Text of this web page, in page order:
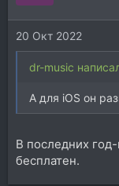
20 Окт 2022
dr-music
А для iOS он
В последних
бесплатен.